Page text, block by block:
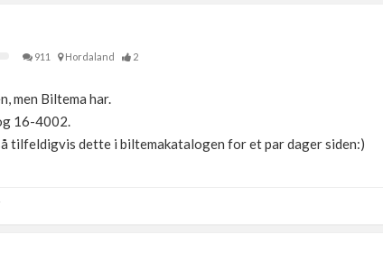
911 Hordaland 2
men Biltema har.
16-4002.
tilfeldigvis dette i biltemakatalogen for et par dager siden:)